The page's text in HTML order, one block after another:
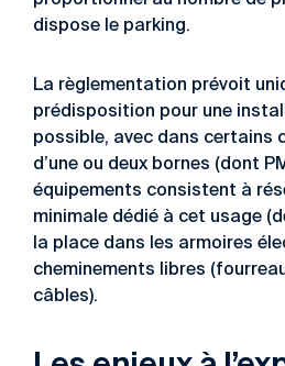
dispose le parking.
La règlementation prévoit
prédisposition pour une
possible, avec dans certains
d’une ou deux bornes (dont
équipements consistent à
minimale dédié à cet usage
la place dans les armoires
cheminements libres
câbles).